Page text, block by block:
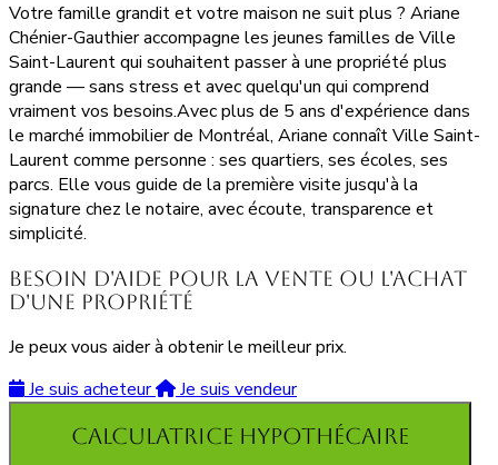
Votre famille grandit et votre maison ne suit plus ? Ariane
Chénier-Gauthier accompagne les jeunes familles de Ville
Saint-Laurent qui souhaitent passer à une propriété plus
grande — sans stress et avec quelqu'un qui comprend
vraiment vos besoins.Avec plus de 5 ans d'expérience dans
le marché immobilier de Montréal, Ariane connaît Ville Saint-
Laurent comme personne : ses quartiers, ses écoles, ses
parcs. Elle vous guide de la première visite jusqu'à la
signature chez le notaire, avec écoute, transparence et
simplicité.
Besoin d'aide pour la vente ou l'achat
d'une propriété
Je peux vous aider à obtenir le meilleur prix.
Je suis acheteur
Je suis vendeur
Calculatrice hypothécaire